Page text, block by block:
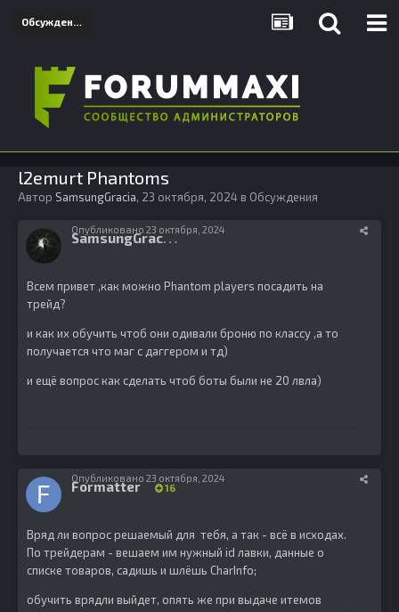
Обсуждения
l2emurt Phantoms
Автор SamsungGracia, 23 октября, 2024 в Обсуждения
S
amsungGracia 5
Опубликовано 23 октября, 2024
Всем привет ,как можно Phantom players посадить на
трейд?
и как их обучить чтоб они одивали броню по классу ,а то
получается что маг с даггером и тд)
и ещё вопрос как сделать чтоб боты были не 20 лвла)
Formatter 16
Опубликовано 23 октября, 2024
Вряд ли вопрос решаемый для тебя, а так - всё в исходах.
По трейдерам - вешаем им нужный id лавки, данные о
списке товаров, садишь и шлёшь CharInfo;
обучить врядли выйдет, опять же при выдаче итемов